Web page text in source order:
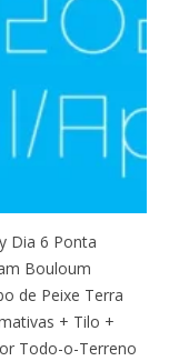
Dia 6 Ponta
Bouloum
de Peixe Terra
+ Tilo +
Todo-o-Terreno